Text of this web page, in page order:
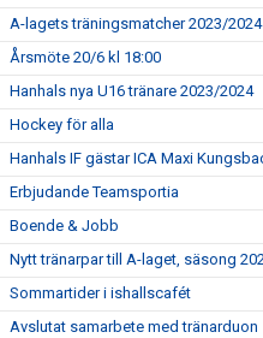
A-lagets träningsmatcher 2023/2024
Årsmöte 20/6 kl 18:00
Hanhals nya U16 tränare 2023/2024
Hockey för alla
Hanhals IF gästar ICA Maxi
Erbjudande Teamsportia
Boende & Jobb
Nytt tränarpar till A-laget, säsong
Sommartider i ishallscafét
Avslutat samarbete med tränarduon